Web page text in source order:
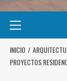
INICIO
PROYECTOS